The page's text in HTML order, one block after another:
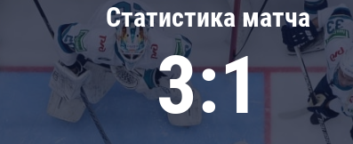
Дивизион Чернышева
Авангард
Адмирал
КХЛ
Статистика матча
3:1